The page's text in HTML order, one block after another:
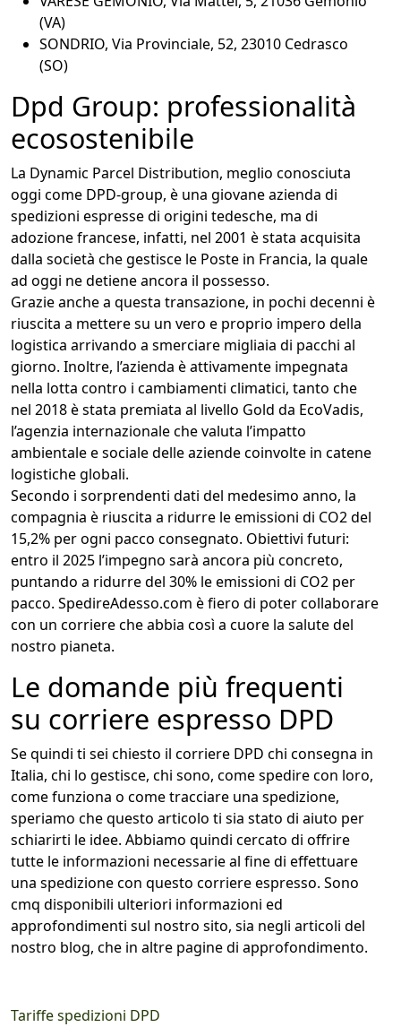
(VA)
SONDRIO, Via Provinciale, 52, 23010 Cedrasco
(SO)
Dpd Group: professionalità
ecosostenibile
La Dynamic Parcel Distribution, meglio conosciuta
oggi come DPD-group, è una giovane azienda di
spedizioni espresse di origini tedesche, ma di
adozione francese, infatti, nel 2001 è stata acquisita
dalla società che gestisce le Poste in Francia, la quale
ad oggi ne detiene ancora il possesso.
Grazie anche a questa transazione, in pochi decenni è
riuscita a mettere su un vero e proprio impero della
logistica arrivando a smerciare migliaia di pacchi al
giorno. Inoltre, l’azienda è attivamente impegnata
nella lotta contro i cambiamenti climatici, tanto che
nel 2018 è stata premiata al livello Gold da EcoVadis,
l’agenzia internazionale che valuta l’impatto
ambientale e sociale delle aziende coinvolte in catene
logistiche globali.
Secondo i sorprendenti dati del medesimo anno, la
compagnia è riuscita a ridurre le emissioni di CO2 del
15,2% per ogni pacco consegnato. Obiettivi futuri:
entro il 2025 l’impegno sarà ancora più concreto,
puntando a ridurre del 30% le emissioni di CO2 per
pacco. SpedireAdesso.com è fiero di poter collaborare
con un corriere che abbia così a cuore la salute del
nostro pianeta.
Le domande più frequenti
su corriere espresso DPD
Se quindi ti sei chiesto il corriere DPD chi consegna in
Italia, chi lo gestisce, chi sono, come spedire con loro,
come funziona o come tracciare una spedizione,
speriamo che questo articolo ti sia stato di aiuto per
schiarirti le idee. Abbiamo quindi cercato di offrire
tutte le informazioni necessarie al fine di effettuare
una spedizione con questo corriere espresso. Sono
cmq disponibili ulteriori informazioni ed
approfondimenti sul nostro sito, sia negli articoli del
nostro blog, che in altre pagine di approfondimento.
Tariffe spedizioni DPD